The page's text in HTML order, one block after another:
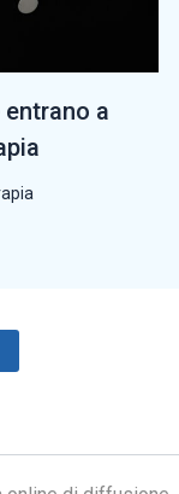
a